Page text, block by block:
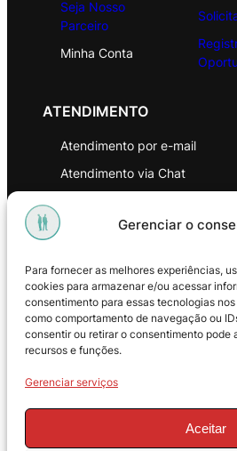
Gerenciar o
Para fornecer as melhores experiências,
cookies para armazenar e/ou acessar
consentimento para essas tecnologias
como comportamento de navegação ou
consentir ou retirar o consentimento pode
recursos e funções.
Gerenciar serviços
Aceitar
Seja Nosso
Parceiro
Minha Conta
ATENDIMENTO
Atendimento por e-mail
Atendimento via Chat
Política de Privacidade
Política de Troca e
Política de Reembolso